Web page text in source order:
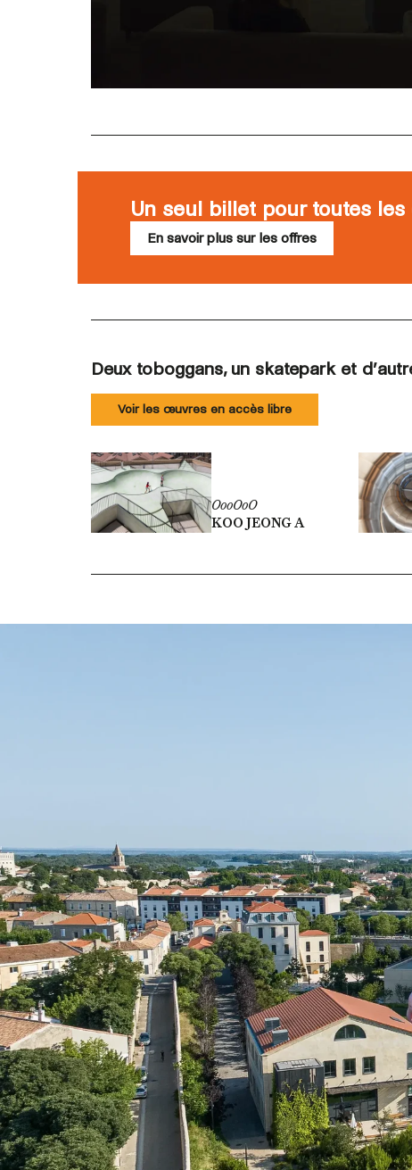
Un seul billet pour toutes
En savoir plus sur les offres
Deux toboggans, un skatepark et
Voir les œuvres en accès libre
OooOoO
KOO JEONG A